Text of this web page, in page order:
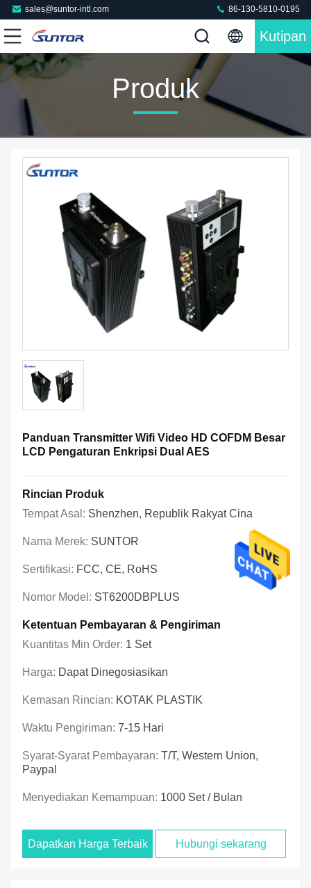
sales@suntor-intl.com 86-130-5810-0195
Kutipan
Produk
Panduan Transmitter Wifi Video HD COFDM Besar
LCD Pengaturan Enkripsi Dual AES
Rincian Produk
Tempat Asal: Shenzhen, Republik Rakyat Cina
Nama Merek: SUNTOR
Sertifikasi: FCC, CE, RoHS
Nomor Model: ST6200DBPLUS
Ketentuan Pembayaran & Pengiriman
Kuantitas Min Order: 1 Set
Harga: Dapat Dinegosiasikan
Kemasan Rincian: KOTAK PLASTIK
Waktu Pengiriman: 7-15 Hari
Syarat-Syarat Pembayaran: T/T, Western Union,
Paypal
Menyediakan Kemampuan: 1000 Set / Bulan
Dapatkan Harga Terbaik Hubungi sekarang